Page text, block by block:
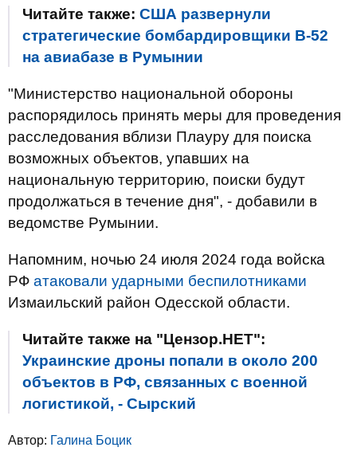
Читайте также: США развернули
стратегические бомбардировщики B-52
на авиабазе в Румынии
"Министерство национальной обороны
распорядилось принять меры для проведения
расследования вблизи Плауру для поиска
возможных объектов, упавших на
национальную территорию, поиски будут
продолжаться в течение дня", - добавили в
ведомстве Румынии.
Напомним, ночью 24 июля 2024 года войска
РФ атаковали ударными беспилотниками
Измаильский район Одесской области.
Читайте также на "Цензор.НЕТ":
Украинские дроны попали в около 200
объектов в РФ, связанных с военной
логистикой, - Сырский
Автор: Галина Боцик